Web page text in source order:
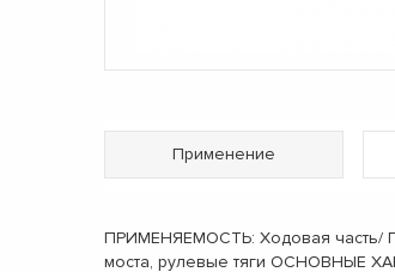
Применение
ПРИМЕНЯЕМОСТЬ: Ходовая часть/
моста, рулевые тяги ОСНОВНЫЕ